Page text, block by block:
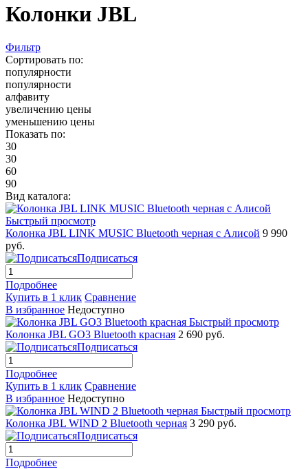
Колонки JBL
Фильтр
Сортировать по:
популярности
популярности
алфавиту
увеличению цены
уменьшению цены
Показать по:
30
30
60
90
Вид каталога:
Быстрый просмотр
Колонка JBL LINK MUSIC Bluetooth черная с Алисой 9 990
руб.
Подписаться
Подробнее
Купить в 1 клик Сравнение
В избранное Недоступно
Быстрый просмотр
Колонка JBL GO3 Bluetooth красная 2 690 руб.
Подписаться
Подробнее
Купить в 1 клик Сравнение
В избранное Недоступно
Быстрый просмотр
Колонка JBL WIND 2 Bluetooth черная 3 290 руб.
Подписаться
Подробнее